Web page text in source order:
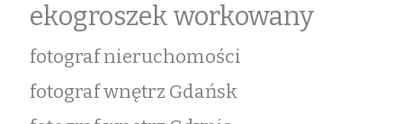
ekogroszek workowany
fotograf nieruchomości
fotograf wnętrz Gdańsk